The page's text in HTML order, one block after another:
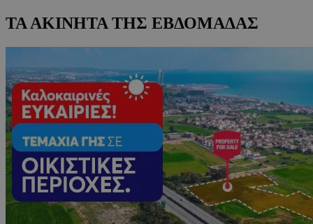
ΤΑ ΑΚΙΝΗΤΑ ΤΗΣ ΕΒΔΟΜΑΔΑΣ